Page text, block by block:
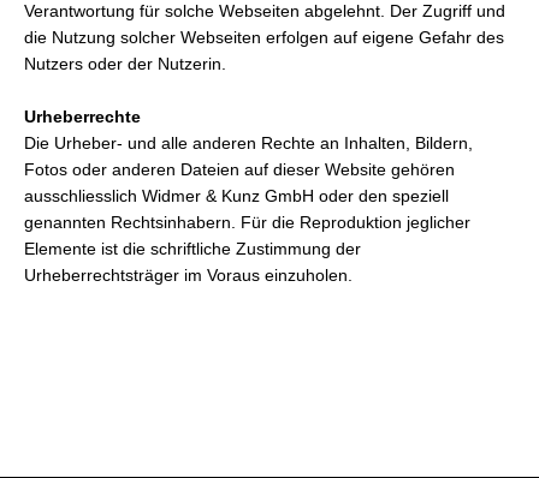
Verantwortung für solche Webseiten abgelehnt. Der Zugriff und
die Nutzung solcher Webseiten erfolgen auf eigene Gefahr des
Nutzers oder der Nutzerin.
Urheberrechte
Die Urheber- und alle anderen Rechte an Inhalten, Bildern,
Fotos oder anderen Dateien auf dieser Website gehören
ausschliesslich Widmer & Kunz GmbH oder den speziell
genannten Rechtsinhabern. Für die Reproduktion jeglicher
Elemente ist die schriftliche Zustimmung der
Urheberrechtsträger im Voraus einzuholen.